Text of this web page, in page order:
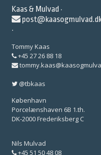
Kaas & Mulvad ·
·
Tommy Kaas
+45 27 26 88 18
@tbkaas
København
Porcelænshaven 6B 1.th.
DK-2000 Frederiksberg C
Nils Mulvad
+45 51 50 48 08